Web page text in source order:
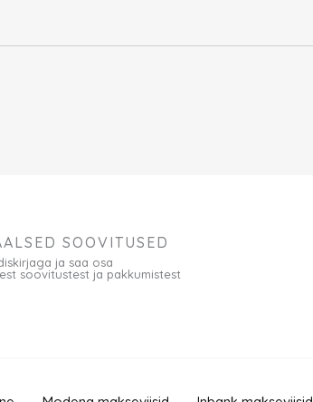
SOOVITUSED
ja saa osa
soovitustest ja pakkumistest